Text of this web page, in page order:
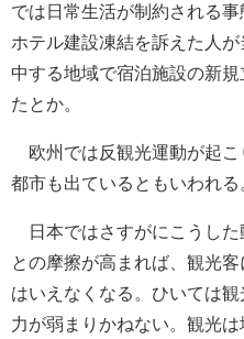
では日常生活が制約される
ホテル建設凍結を訴えた人
中する地域で宿泊施設の新
たとか。
欧州では反観光運動が起こ
都市も出ているともいわれる
日本ではさすがにこうした
との摩擦が高まれば、観光
はいえなくなる。ひいては
力が弱まりかねない。観光